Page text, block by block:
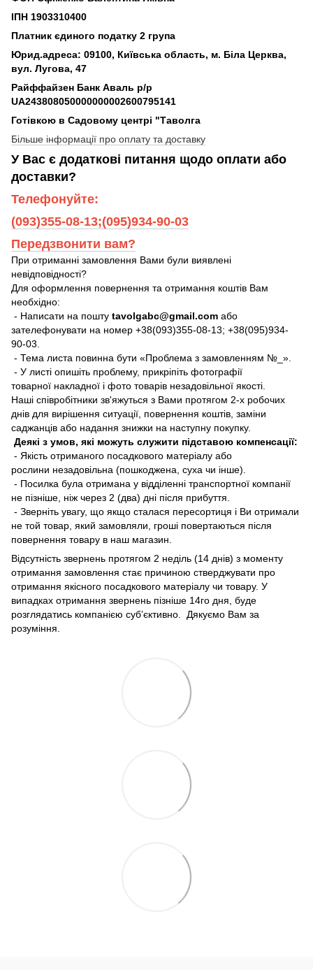
ІПН 1903310400
Платник єдиного податку 2 група
Юрид.адреса: 09100, Київська область, м. Біла Церква,
вул. Лугова, 47
Райффайзен Банк Аваль р/р
UA243808050000000002600795141
Готівкою в Садовому центрі "Таволга
Більше інформації про оплату та доставку
У Вас є додаткові питання щодо оплати або
доставки?
Телефонуйте:
(093)355-08-13;(095)934-90-03
Передзвонити вам?
При отриманні замовлення Вами були виявлені
невідповідності?
Для оформлення повернення та отримання коштів Вам
необхідно:
- Написати на пошту tavolgabc@gmail.com або
зателефонувати на номер +38(093)355-08-13; +38(095)934-
90-03.
- Тема листа повинна бути «Проблема з замовленням №_».
- У листі опишіть проблему, прикріпіть фотографії
товарної накладної і фото товарів незадовільної якості.
Наші співробітники зв'яжуться з Вами протягом 2-х робочих
днів для вирішення ситуації, повернення коштів, заміни
саджанців або надання знижки на наступну покупку.
Деякі з умов, які можуть служити підставою компенсації:
- Якість отриманого посадкового матеріалу або
рослини незадовільна (пошкоджена, суха чи інше).
- Посилка була отримана у відділенні транспортної компанії
не пізніше, ніж через 2 (два) дні після прибуття.
- Зверніть увагу, що якщо сталася пересортиця і Ви отримали
не той товар, який замовляли, гроші повертаються після
повернення товару в наш магазин.
Відсутність звернень протягом 2 неділь (14 днів) з моменту
отримання замовлення стає причиною стверджувати про
отримання якісного посадкового матеріалу чи товару. У
випадках отримання звернень пізніше 14го дня, буде
розглядатись компанією суб’єктивно. Дякуємо Вам за
розуміння.